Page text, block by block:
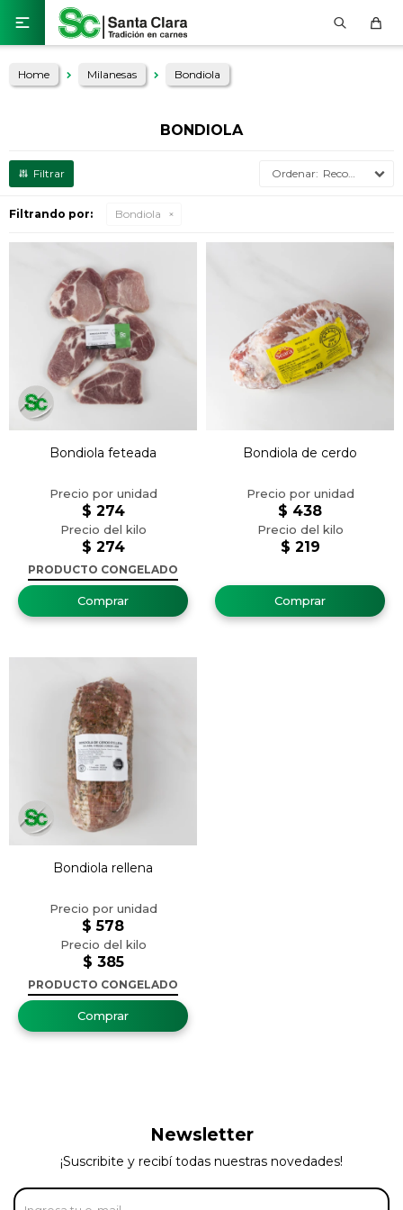

Home Milanesas Bondiola
BONDIOLA
Recomendados
Filtrando por: Bondiola
Bondiola feteada
$ 274
$ 274
PRODUCTO CONGELADO
Bondiola de cerdo
$ 219
$ 438
Bondiola rellena
$ 385
$ 578
PRODUCTO CONGELADO
Newsletter
¡Suscribite y recibí todas nuestras novedades!